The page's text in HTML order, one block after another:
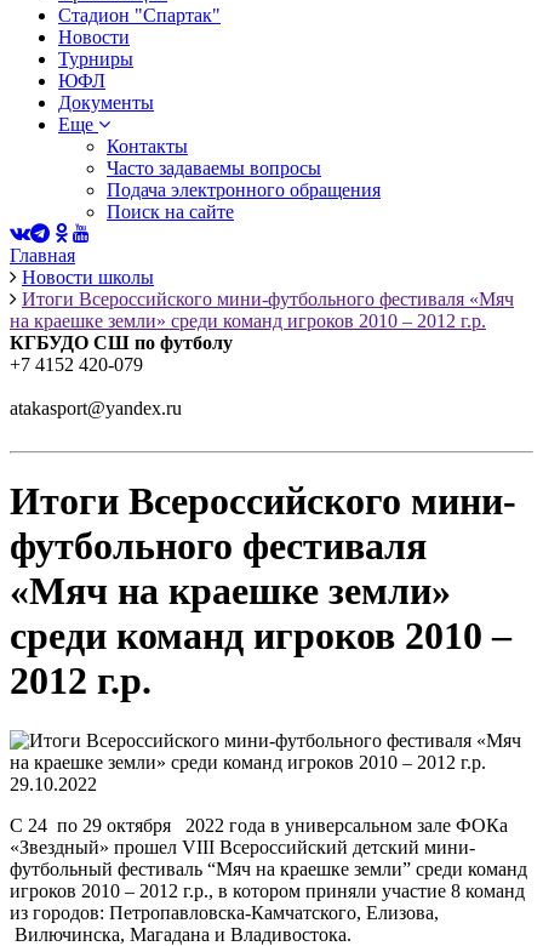
Стадион "Спартак"
Новости
Турниры
ЮФЛ
Документы
Еще
Контакты
Часто задаваемы вопросы
Подача электронного обращения
Поиск на сайте
Главная
Новости школы
Итоги Всероссийского мини-футбольного фестиваля «Мяч
на краешке земли» среди команд игроков 2010 – 2012 г.р.
КГБУДО СШ по футболу
+7 4152 420-079
atakasport@yandex.ru
Итоги Всероссийского мини-
футбольного фестиваля
«Мяч на краешке земли»
среди команд игроков 2010 –
2012 г.р.
29.10.2022
С 24 по 29 октября 2022 года в универсальном зале ФОКа
«Звездный» прошел VIII Всероссийский детский мини-
футбольный фестиваль “Мяч на краешке земли” среди команд
игроков 2010 – 2012 г.р., в котором приняли участие 8 команд
из городов: Петропавловска-Камчатского, Елизова,
Вилючинска, Магадана и Владивостока.